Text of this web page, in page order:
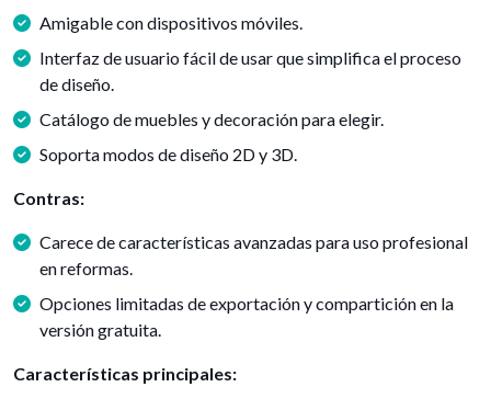
Amigable con dispositivos móviles.
Interfaz de usuario fácil de usar que simplifica el proceso
de diseño.
Catálogo de muebles y decoración para elegir.
Soporta modos de diseño 2D y 3D.
Contras:
Carece de características avanzadas para uso profesional
en reformas.
Opciones limitadas de exportación y compartición en la
versión gratuita.
Características principales: